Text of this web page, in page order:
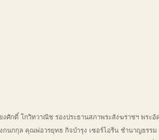
ดิ์ โกวิทวาณิช รองประธานสภาพระสังฆราชฯ พระอั
นกกุล คุณพ่อวรยุทธ กิจบำรุง เซอร์ไอรีน ชำนาญธรร